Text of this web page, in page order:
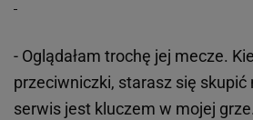
- Oglądałam trochę jej mecze.
przeciwniczki, starasz się skupić
serwis jest kluczem w mojej